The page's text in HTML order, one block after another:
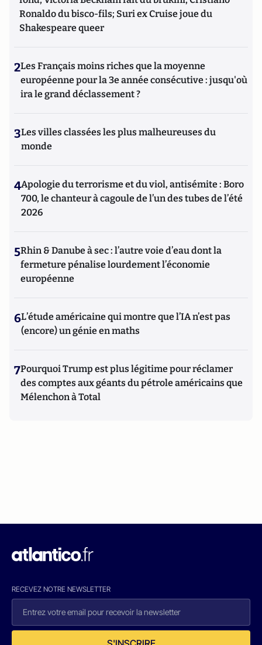
Ronaldo du bisco-fils; Suri ex Cruise joue du
Shakespeare queer
2Les Français moins riches que la moyenne
européenne pour la 3e année consécutive : jusqu'où
ira le grand déclassement ?
3Les villes classées les plus malheureuses du
monde
4Apologie du terrorisme et du viol, antisémite : Boro
700, le chanteur à cagoule de l’un des tubes de l’été
2026
5Rhin & Danube à sec : l’autre voie d’eau dont la
fermeture pénalise lourdement l’économie
européenne
6L’étude américaine qui montre que l’IA n’est pas
(encore) un génie en maths
7Pourquoi Trump est plus légitime pour réclamer
des comptes aux géants du pétrole américains que
Mélenchon à Total
RECEVEZ NOTRE NEWSLETTER